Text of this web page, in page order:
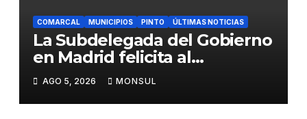
COMARCAL MUNICIPIOS PINTO ÚLTIMAS NOTICIAS
La Subdelegada del Gobierno
en Madrid felicita al
Ayuntamiento de Pinto por
su dispositivo de seguridad
en las Fiestas Patronales
AGO 5, 2026 MONSUL